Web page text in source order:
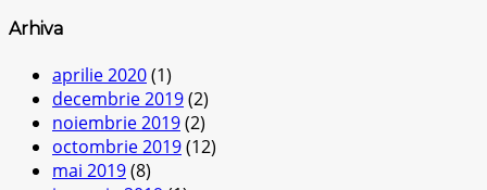
Arhiva
aprilie 2020(1)
decembrie 2019(2)
noiembrie 2019(2)
octombrie 2019(12)
mai 2019(8)